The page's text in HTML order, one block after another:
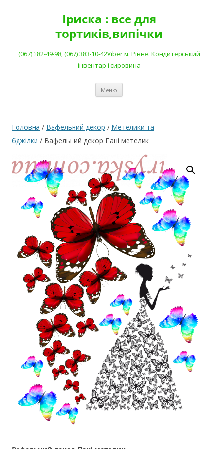
Іриска : все для
тортиків,випічки
(067) 382-49-98, (067) 383-10-42Viber м. Рівне. Кондитерський
інвентар і сировина
Меню
Головна / Вафельний декор / Метелики та
бджілки / Вафельний декор Пані метелик